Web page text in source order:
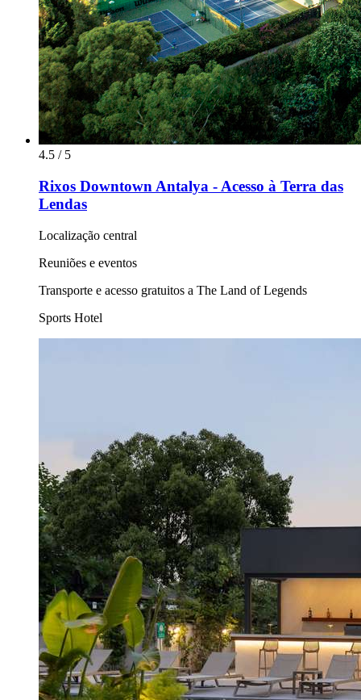
4.5 / 5
Rixos Downtown Antalya - Acesso à Terra das
Lendas
Localização central
Reuniões e eventos
Transporte e acesso gratuitos a The Land of Legends
Sports Hotel